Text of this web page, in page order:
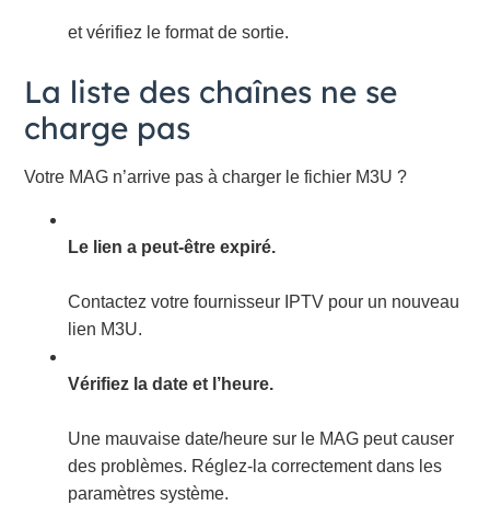
et vérifiez le format de sortie.
La liste des chaînes ne se
charge pas
Votre MAG n’arrive pas à charger le fichier M3U ?
Le lien a peut-être expiré.
Contactez votre fournisseur IPTV pour un nouveau
lien M3U.
Vérifiez la date et l’heure.
Une mauvaise date/heure sur le MAG peut causer
des problèmes. Réglez-la correctement dans les
paramètres système.